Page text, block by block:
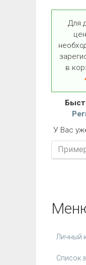
Для
в
У Вас
Личный
Список